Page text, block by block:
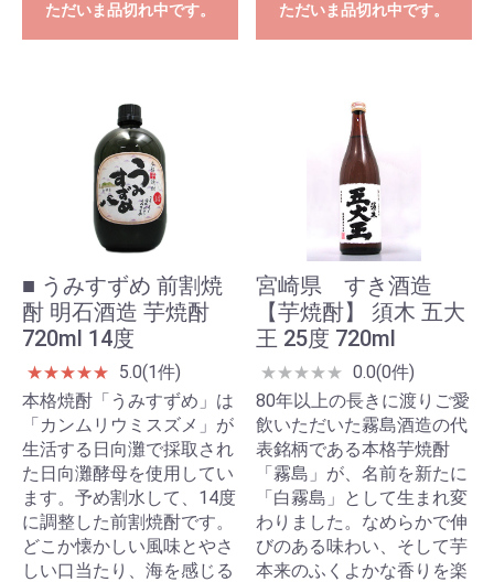
ただいま品切れ中です。 ただいま品切れ中です。
■ うみすずめ 前割焼
酎 明石酒造 芋焼酎
720ml 14度
★★★★★
5.0(1件)
本格焼酎「うみすずめ」は
「カンムリウミスズメ」が
生活する日向灘で採取され
た日向灘酵母を使用してい
ます。予め割水して、14度
に調整した前割焼酎です。
どこか懐かしい風味とやさ
しい口当たり、海を感じる
宮崎県 すき酒造
【芋焼酎】 須木 五大
王 25度 720ml
★★★★★ 0.0(0件)
80年以上の長きに渡りご愛
飲いただいた霧島酒造の代
表銘柄である本格芋焼酎
「霧島」が、名前を新たに
「白霧島」として生まれ変
わりました。なめらかで伸
びのある味わい、そして芋
本来のふくよかな香りを楽